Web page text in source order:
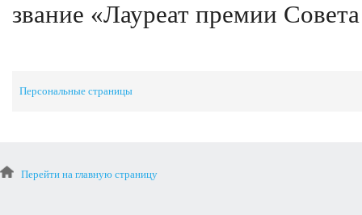
звание «Лауреат премии
Персональные страницы
Перейти на главную страницу